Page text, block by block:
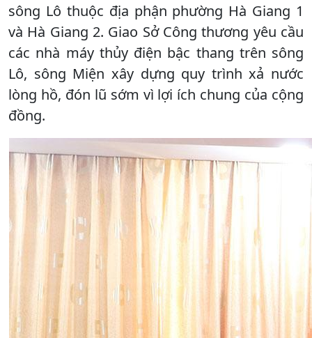
sông Lô thuộc địa phận phường Hà Giang 1
và Hà Giang 2. Giao Sở Công thương yêu cầu
các nhà máy thủy điện bậc thang trên sông
Lô, sông Miện xây dựng quy trình xả nước
lòng hồ, đón lũ sớm vì lợi ích chung của cộng
đồng.